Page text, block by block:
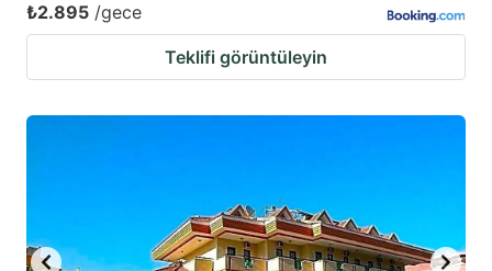
₺2.895 /gece
Teklifi görüntüleyin